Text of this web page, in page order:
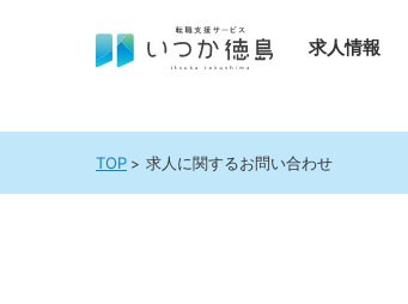
求人情報
TOP 求人に関するお問い合わせ